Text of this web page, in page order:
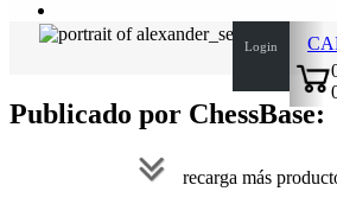
Login
Publicado por ChessBase:
recarga más